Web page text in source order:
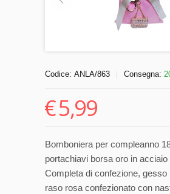
Codice: ANLA/863 Consegna:
€5,99
Bomboniera per compleanno
portachiavi borsa oro in acciaio
Completa di confezione, gesso
raso rosa confezionato con